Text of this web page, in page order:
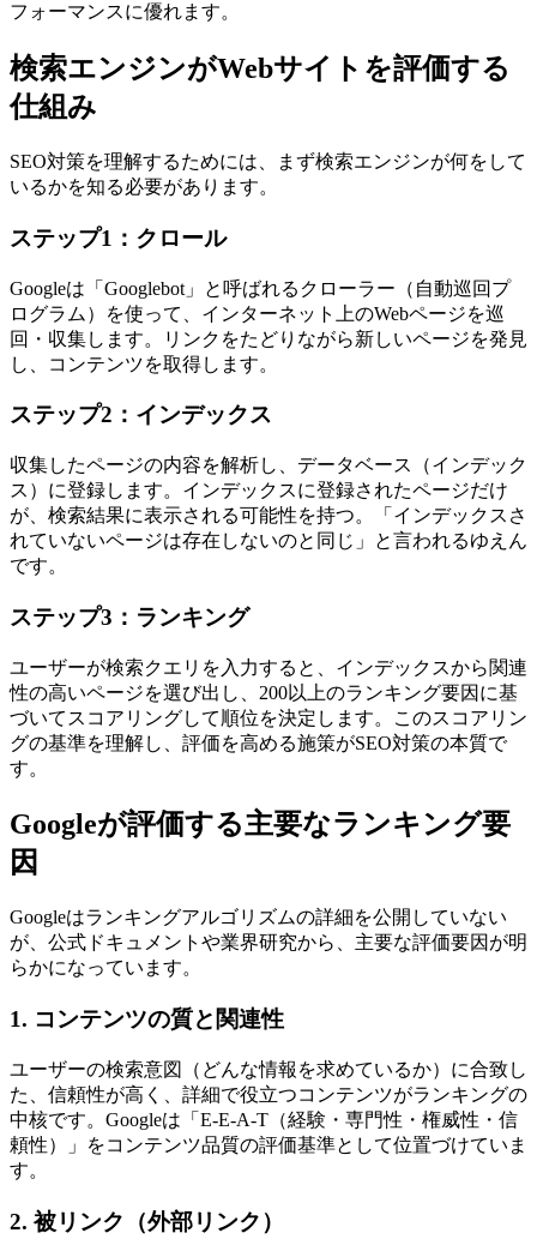
フォーマンスに優れます。
検索エンジンがWebサイトを評価する
仕組み
SEO対策を理解するためには、まず検索エンジンが何をして
いるかを知る必要があります。
ステップ1：クロール
Googleは「Googlebot」と呼ばれるクローラー（自動巡回プ
ログラム）を使って、インターネット上のWebページを巡
回・収集します。リンクをたどりながら新しいページを発見
し、コンテンツを取得します。
ステップ2：インデックス
収集したページの内容を解析し、データベース（インデック
ス）に登録します。インデックスに登録されたページだけ
が、検索結果に表示される可能性を持つ。「インデックスさ
れていないページは存在しないのと同じ」と言われるゆえん
です。
ステップ3：ランキング
ユーザーが検索クエリを入力すると、インデックスから関連
性の高いページを選び出し、200以上のランキング要因に基
づいてスコアリングして順位を決定します。このスコアリン
グの基準を理解し、評価を高める施策がSEO対策の本質で
す。
Googleが評価する主要なランキング要
因
Googleはランキングアルゴリズムの詳細を公開していない
が、公式ドキュメントや業界研究から、主要な評価要因が明
らかになっています。
1. コンテンツの質と関連性
ユーザーの検索意図（どんな情報を求めているか）に合致し
た、信頼性が高く、詳細で役立つコンテンツがランキングの
中核です。Googleは「E-E-A-T（経験・専門性・権威性・信
頼性）」をコンテンツ品質の評価基準として位置づけていま
す。
2. 被リンク（外部リンク）